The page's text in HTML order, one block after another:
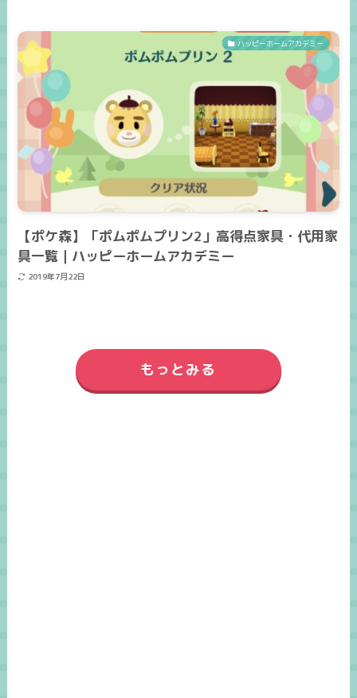
ハッピーホームアカデミー
【ポケ森】「ポムポムプリン2」高得点家具・代用家
具一覧｜ハッピーホームアカデミー
2019年7月22日
もっとみる